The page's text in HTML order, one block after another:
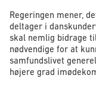
Regeringen mener,
deltager i
skal nemlig bidrage
nødvendige for at
samfundslivet
højere grad